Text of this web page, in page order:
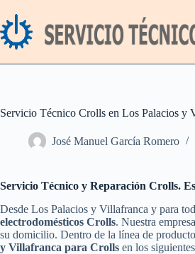
al
contenido
Servicio Técnico Crolls en Los Palacios y
José Manuel García Romero
Servicio Técnico y Reparación Crolls.
Desde Los Palacios y Villafranca y para
electrodomésticos Crolls. Nuestra
su domicilio. Dentro de la línea de
y Villafranca para Crolls en los